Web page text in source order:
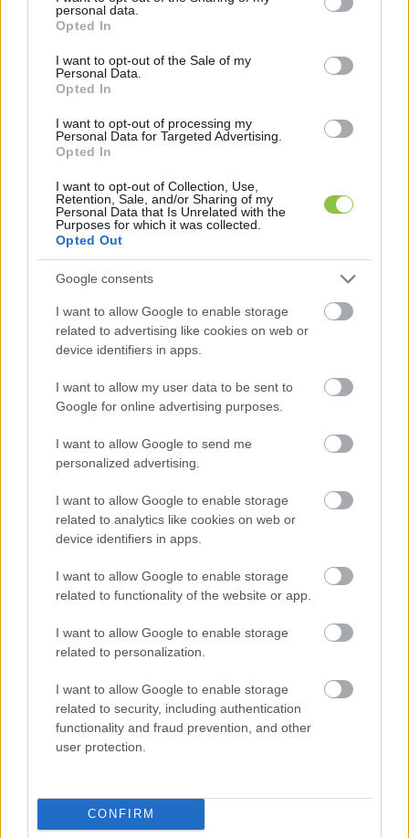
grant or deny consent to Google and its third-party tags to
use your data for below specified purposes in below Google
consent section.
personal data.
Opted In
I want to opt-out of the Sale of my
Personal Data.
Opted In
I want to opt-out of processing my
Personal Data for Targeted Advertising.
Opted In
I want to opt-out of Collection, Use,
Retention, Sale, and/or Sharing of my
Personal Data that Is Unrelated with the
Purposes for which it was collected.
Opted Out
Google consents
I want to allow Google to enable storage
related to advertising like cookies on web or
device identifiers in apps.
I want to allow my user data to be sent to
Google for online advertising purposes.
I want to allow Google to send me
personalized advertising.
I want to allow Google to enable storage
related to analytics like cookies on web or
device identifiers in apps.
I want to allow Google to enable storage
related to functionality of the website or app.
I want to allow Google to enable storage
related to personalization.
I want to allow Google to enable storage
related to security, including authentication
functionality and fraud prevention, and other
user protection.
CONFIRM
Bács-Kiskun 04. evk. (székhely:
2022-ben és 2026-ban is: Lezsák Sándor (Fidesz)
Tisza Párt jelöltje:
Bács-Kiskun 05. evk. (székhely: Kiskunhalas)
2022-ben és 2026-ban is: Bányai Gábor
Tisza Párt jelöltje:
2022-ben és 2026-ban is:
Zsigó Róbert
(Fidesz)
Tisza Párt jelöltje: Csontos Bence
Orbán Viktor: február 20-áig bemutatják az
országos listát is
Orbán Viktor a kongresszusi beszédében
bejelentette: február 20-áig bemutatják az
országos lista jelöltjeit és a Fidesz
miniszterelnök-jelöltjét is. A pártelnök szerint
nem kérdés, hogy ő lesz a jelölt, mint
fogalmazott: „én húsz év miniszterelnökség után is
készen állok a feladatra
A beszéd nagyobb része a korábbi
kampányokból is ismert témákat ismételte: